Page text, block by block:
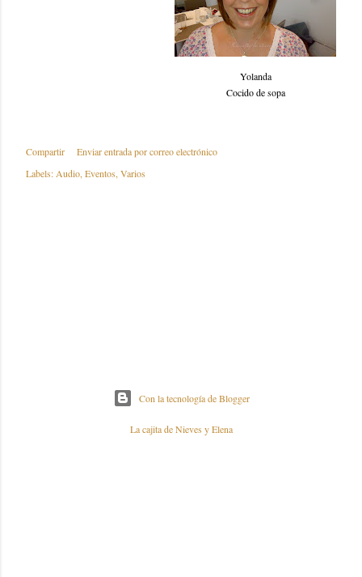
Yolanda
Cocido de sopa
Compartir
Enviar entrada por correo electrónico
Labels: Audio Eventos Varios
Con la tecnología de Blogger
La cajita de Nieves y Elena